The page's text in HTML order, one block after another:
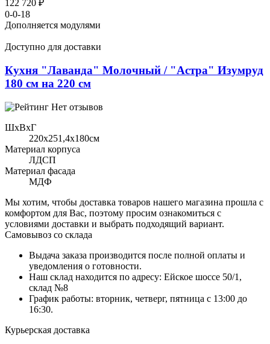
122 720 ₽
0-0-18
Дополняется модулями
Доступно для доставки
Кухня "Лаванда" Молочный / "Астра" Изумруд
180 см на 220 см
Нет отзывов
ШхВхГ
220x251,4х180см
Материал корпуса
ЛДСП
Материал фасада
МДФ
Мы хотим, чтобы доставка товаров нашего магазина прошла с
комфортом для Вас, поэтому просим ознакомиться с
условиями доставки и выбрать подходящий вариант.
Самовывоз со склада
Выдача заказа производится после полной оплаты и
уведомления о готовности.
Наш склад находится по адресу: Ейское шоссе 50/1,
склад №8
График работы: вторник, четверг, пятница с 13:00 до
16:30.
Курьерская доставка